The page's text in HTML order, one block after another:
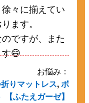
々に揃えてい
ます。
ですが、また
😄
お悩み：
りマットレス,ボ
ふたえガーゼ】